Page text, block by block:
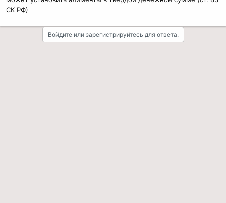
СК РФ)
Войдите или зарегистрируйтесь для ответа.